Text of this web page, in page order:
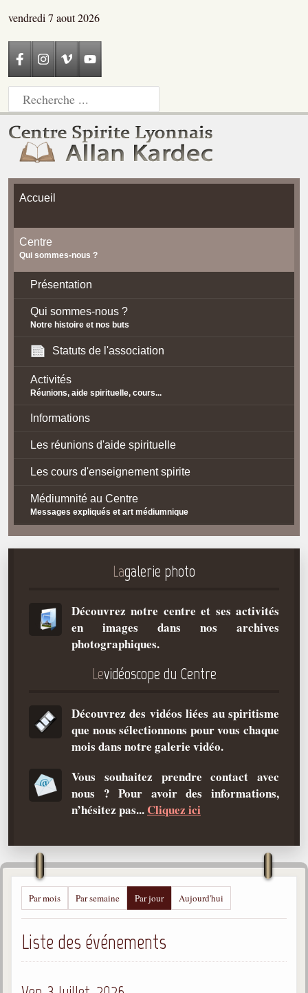
vendredi 7 aout 2026
Accueil
Centre
Qui sommes-nous ?
Présentation
Qui sommes-nous ?
Notre histoire et nos buts
Statuts de l'association
Activités
Réunions, aide spirituelle, cours...
Informations
Les réunions d'aide spirituelle
Les cours d'enseignement spirite
Médiumnité au Centre
Messages expliqués et art médiumnique
Contact / Accès
Plan d'accès
La doctrine Spirite
Qu'est-ce que c'est ?
Les bases du spiritisme
La doctrine d'Allan Kardec
But des manifestations spirites
Médiums
Allan Kardec
1804-1869
Léon Denis
1846-1927
Gabriel Delanne
Lagalerie photo
Découvrez notre centre et ses activités
en images dans nos archives
photographiques.
Levidéoscope du Centre
Découvrez des vidéos liées au spiritisme
que nous sélectionnons pour vous chaque
mois dans notre galerie vidéo.
Vous souhaitez prendre contact avec
nous ? Pour avoir des informations,
n’hésitez pas... Cliquez ici
Par mois Par semaine Par jour Aujourd'hui
Liste des événements